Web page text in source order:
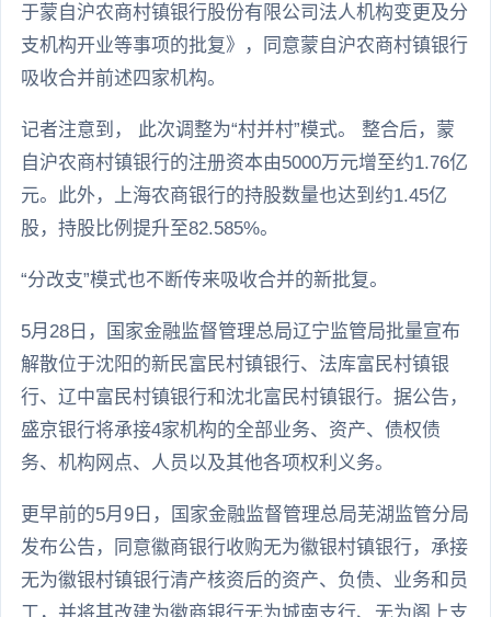
于蒙自沪农商村镇银行股份有限公司法人机构变更及分
支机构开业等事项的批复》，同意蒙自沪农商村镇银行
吸收合并前述四家机构。
记者注意到， 此次调整为“村并村”模式。 整合后，蒙
自沪农商村镇银行的注册资本由5000万元增至约1.76亿
元。此外，上海农商银行的持股数量也达到约1.45亿
股，持股比例提升至82.585%。
“分改支”模式也不断传来吸收合并的新批复。
5月28日，国家金融监督管理总局辽宁监管局批量宣布
解散位于沈阳的新民富民村镇银行、法库富民村镇银
行、辽中富民村镇银行和沈北富民村镇银行。据公告，
盛京银行将承接4家机构的全部业务、资产、债权债
务、机构网点、人员以及其他各项权利义务。
更早前的5月9日，国家金融监督管理总局芜湖监管分局
发布公告，同意徽商银行收购无为徽银村镇银行，承接
无为徽银村镇银行清产核资后的资产、负债、业务和员